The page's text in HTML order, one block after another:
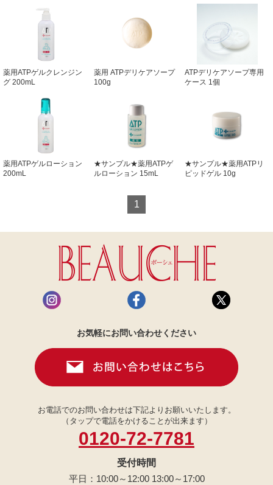
薬用ATPゲルクレンジン
グ 200mL
薬用 ATPデリケアソープ
100g
ATPデリケアソープ専用
ケース 1個
薬用ATPゲルローション
200mL
★サンプル★薬用ATPゲ
ルローション 15mL
★サンプル★薬用ATPリ
ピッドゲル 10g
1
お気軽にお問い合わせください
お電話でのお問い合わせは下記よりお願いいたします。
（タップで電話をかけることが出来ます）
0120-72-7781
受付時間
平日：10:00～12:00 13:00～17:00